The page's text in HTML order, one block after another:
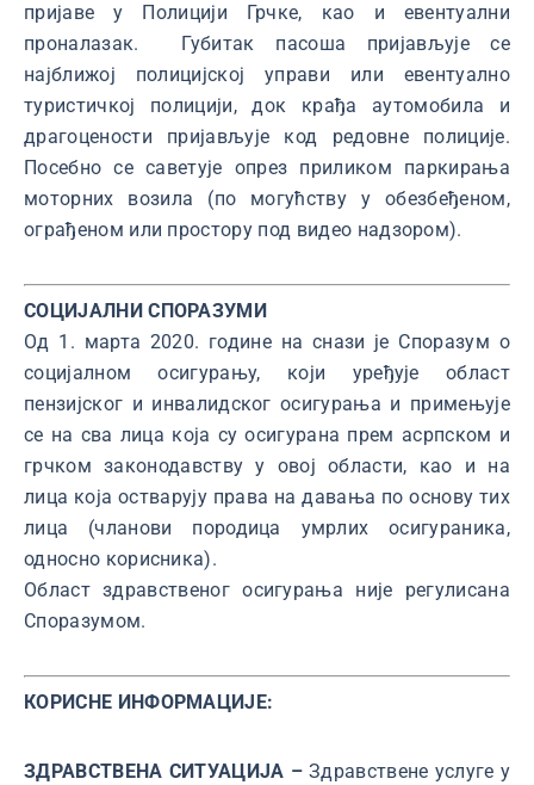
пријаве у Полицији Грчке, као и евентуални
проналазак. Губитак пасоша пријављује се
најближој полицијској управи или евентуално
туристичкој полицији, док крађа аутомобила и
драгоцености пријављује код редовне полиције.
Посебно се саветује опрез приликом паркирања
моторних возила (по могућству у обезбеђеном,
ограђеном или простору под видео надзором).
СОЦИЈАЛНИ СПОРАЗУМИ
Од 1. марта 2020. године на снази је Споразум о
социјалном осигурању, који уређује област
пензијског и инвалидског осигурања и примењује
се на сва лица која су осигурана прем асрпском и
грчком законодавству у овој области, као и на
лица која остварују права на давања по основу тих
лица (чланови породица умрлих осигураника,
односно корисника).
Област здравственог осигурања није регулисана
Споразумом.
КОРИСНЕ ИНФОРМАЦИЈЕ:
ЗДРАВСТВЕНА СИТУАЦИЈА –Здравствене услуге у